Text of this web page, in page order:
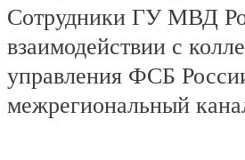
Сотрудники ГУ МВД
взаимодействии с
управления ФСБ
межрегиональный